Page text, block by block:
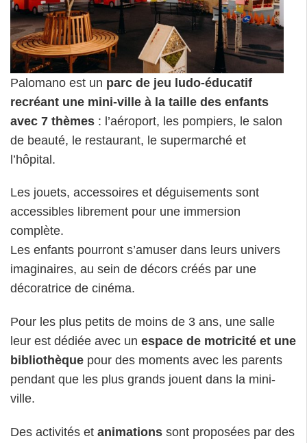
Palomano est un parc de jeu ludo-éducatif
recréant une mini-ville à la taille des enfants
avec 7 thèmes : l’aéroport, les pompiers, le salon
de beauté, le restaurant, le supermarché et
l’hôpital.
Les jouets, accessoires et déguisements sont
accessibles librement pour une immersion
complète.
Les enfants pourront s’amuser dans leurs univers
imaginaires, au sein de décors créés par une
décoratrice de cinéma.
Pour les plus petits de moins de 3 ans, une salle
leur est dédiée avec un espace de motricité et une
bibliothèque pour des moments avec les parents
pendant que les plus grands jouent dans la mini-
ville.
Des activités et animations sont proposées par des